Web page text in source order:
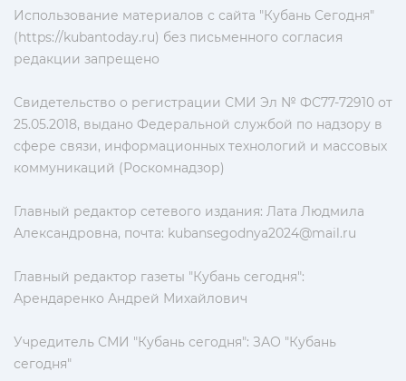
Использование материалов с сайта "Кубань Сегодня"
(https://kubantoday.ru) без письменного согласия
редакции запрещено
Свидетельство о регистрации СМИ Эл № ФС77-72910 от
25.05.2018, выдано Федеральной службой по надзору в
сфере связи, информационных технологий и массовых
коммуникаций (Роскомнадзор)
Главный редактор сетевого издания: Лата Людмила
Александровна, почта: kubansegodnya2024@mail.ru
Главный редактор газеты "Кубань сегодня":
Арендаренко Андрей Михайлович
Учредитель СМИ "Кубань сегодня": ЗАО "Кубань
сегодня"